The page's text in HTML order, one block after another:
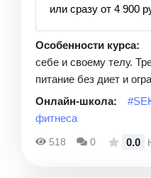
или сразу от 4 900
Особенности курса:
себе и своему телу.
питание без диет и
Онлайн-школа:
фитнеса
518 0 0.0